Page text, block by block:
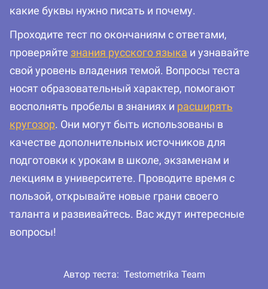
какие буквы нужно писать и почему.
Проходите тест по окончаниям с ответами,
проверяйте знания русского языка и узнавайте
свой уровень владения темой. Вопросы теста
носят образовательный характер, помогают
восполнять пробелы в знаниях и расширять
кругозор. Они могут быть использованы в
качестве дополнительных источников для
подготовки к урокам в школе, экзаменам и
лекциям в университете. Проводите время с
пользой, открывайте новые грани своего
таланта и развивайтесь. Вас ждут интересные
вопросы!
Автор теста: Testometrika Team